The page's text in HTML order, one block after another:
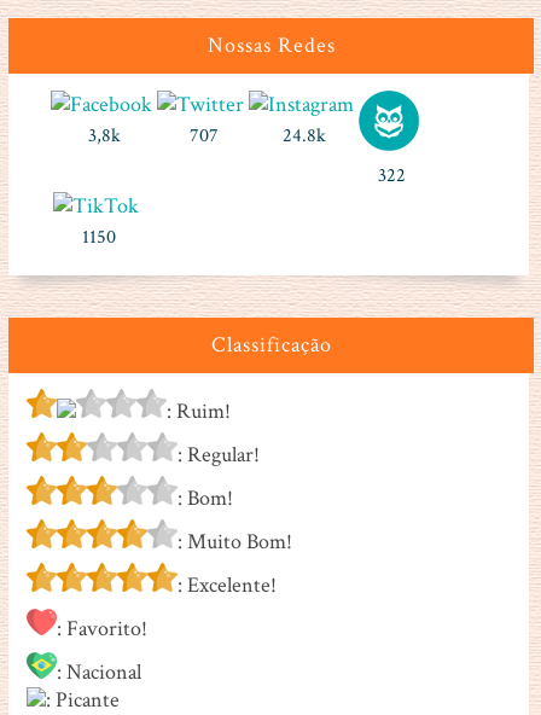
Nossas Redes
3,8k 707
24.8k
322
1150
Classificação
: Ruim!
: Regular!
: Bom!
: Muito Bom!
: Excelente!
: Favorito!
: Nacional
: Picante